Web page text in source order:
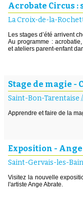
Acrobate Circus :
La Croix-de-la-
Les stages d’été arrivent
Au programme :
et ateliers parent-enfant
Stage de magie -
Saint-Bon-Tarentaise
Apprendre et faire de la
Exposition -
Saint-Gervais-les-
Visitez la nouvelle
l'artiste Ange Abrate.